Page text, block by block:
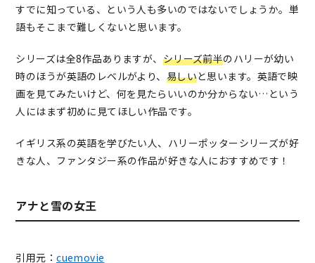
すでに知っている、という人も多いのではないでしょうか。単
語もそこまで難しくないと思います。
シリーズは全8作品ありますが、 シリーズ前半のハリーが幼い
時のほうが英語のレベルがより、 易しいと思います。英語で映
画を見てみたいけど、何を見たらいいのか分からない…という
人にはまず初めに見てほしい作品です。
イギリス系の英語を学びたい人、ハリーポッターシリーズが好
きな人、ファンタジー系の作品が好きな人におすすめです！
アナと雪の女王
引用元：cuemovie